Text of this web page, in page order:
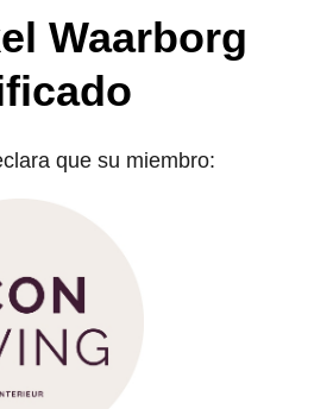
Waarborg
que su miembro: